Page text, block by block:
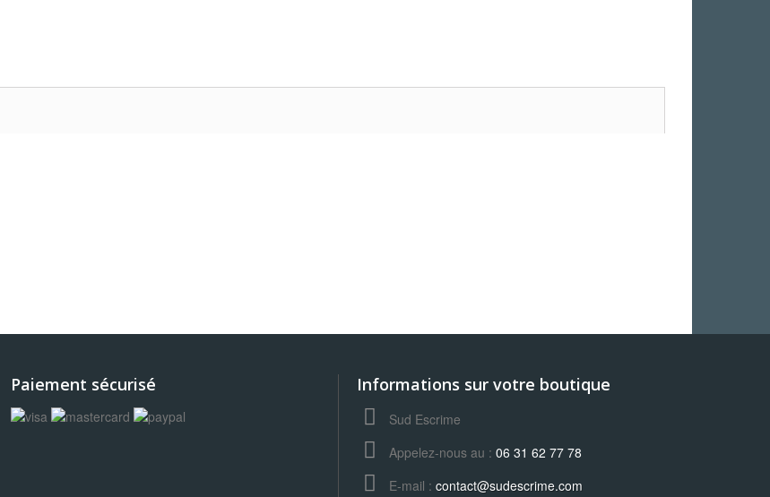
Paiement sécurisé Informations sur votre boutique
Sud Escrime
Appelez-nous au : 06 31 62 77 78
E-mail : contact@sudescrime.com